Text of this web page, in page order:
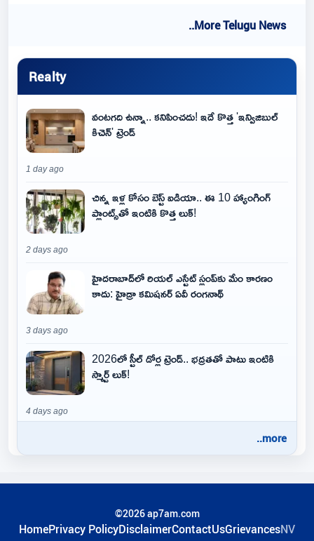
..More Telugu News
Realty
వంటగది ఉన్నా.. కనిపించదు! ఇదే కొత్త 'ఇన్విజిబుల్
కిచెన్' ట్రెండ్
1 day ago
చిన్న ఇళ్ల కోసం బెస్ట్ ఐడియా.. ఈ 10 హ్యాంగింగ్
ప్లాంట్స్‌తో ఇంటికి కొత్త లుక్!
2 days ago
హైదరాబాద్‌లో రియల్ ఎస్టేట్ స్లంప్‌కు మేం కారణం
కాదు: హైడ్రా కమిషనర్ ఏవీ రంగనాథ్
3 days ago
2026లో స్టీల్ డోర్ల ట్రెండ్.. భద్రతతో పాటు ఇంటికి
స్మార్ట్ లుక్!
4 days ago
..more
©2026 ap7am.com
HomePrivacy PolicyDisclaimerContactUsGrievancesNV